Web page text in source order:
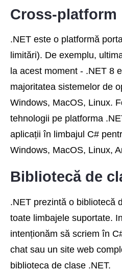
Cross-platform
.NET este o platformă
limitări). De exemplu,
la acest moment - .NET 8
majoritatea sistemelor de
Windows, MacOS, Linux.
tehnologii pe platforma
aplicații în limbajul C#
Windows, MacOS, Linux,
Bibliotecă de
.NET prezintă o bibliotecă
toate limbajele suportate.
intenționăm să scriem în
chat sau un site web
biblioteca de clase .NET.